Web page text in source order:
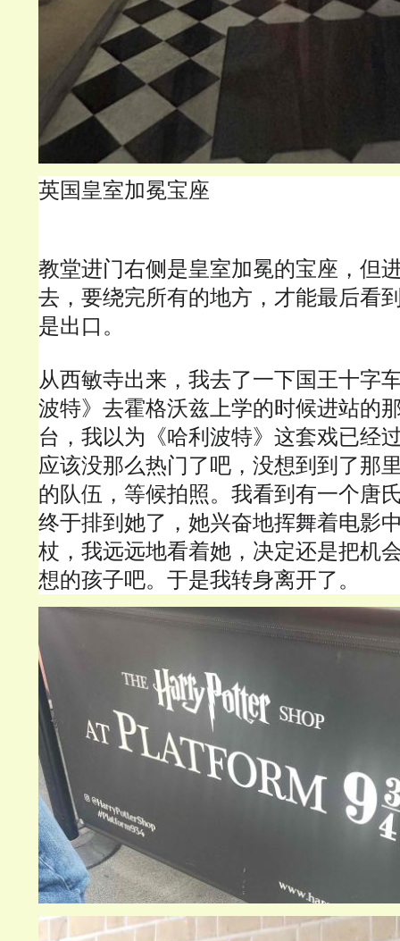
英国皇室加冕宝座
教堂进门右侧是皇室加冕的宝座，但
去，要绕完所有的地方，才能最后看
是出口。
从西敏寺出来，我去了一下国王十字
波特》去霍格沃兹上学的时候进站的
台，我以为《哈利波特》这套戏已经
应该没那么热门了吧，没想到到了那
的队伍，等候拍照。我看到有一个唐
终于排到她了，她兴奋地挥舞着电影
杖，我远远地看着她，决定还是把机
想的孩子吧。于是我转身离开了。